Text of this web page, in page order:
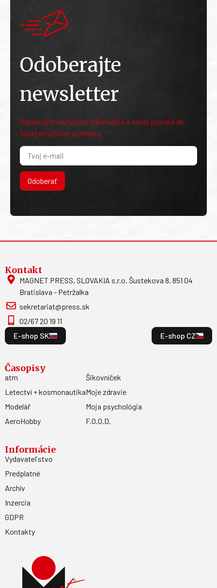
Odoberajte
newsletter
Odoberajte najnovšie informácie o našej ponuke do
Vašej emailovej schránky.
Odoberať
Kontakt
MAGNET PRESS, SLOVAKIA s.r.o. Šustekova 8, 851 04
Bratislava - Petržalka
sekretariat@press.sk
02/67 20 19 11
E-shop SK
E-shop CZ
Časopisy
atm
Letectví + kosmonautika
Modelář
AeroHobby
Šikovníček
Moje zdravie
Moja psychológia
F.O.O.D.
Informácie
Vydavateľstvo
Predplatné
Archív
Inzercia
GDPR
Kontakty